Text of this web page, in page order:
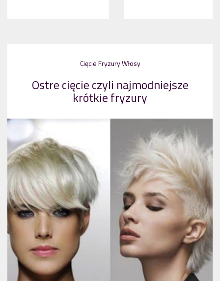
CięcieFryzuryWłosy
Ostre cięcie czyli najmodniejsze
krótkie fryzury